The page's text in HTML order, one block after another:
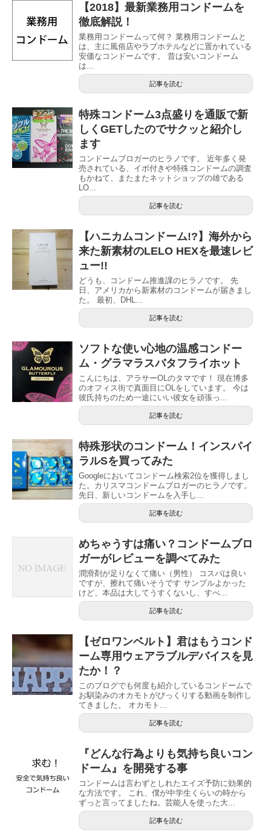
【2018】最新業務用コンドームを
徹底解説！
業務用コンドームって何？ 業務用コンドームと
は、主に風俗店やラブホテルなどに置かれている
安価なコンドームです。 昔は安いコンドーム
は...
記事を読む
特殊コンドーム3点盛りを通販で新
しくGETしたのでサクッと紹介し
ます
コンドームブロガーのヒラノです。 近年多く発
売されている、イボ付きや特殊コンドームの調査
もかねて、またまたネットショップの雄である
LO...
記事を読む
【ハニカムコンドーム!?】海外から
来た新素材のLELO HEXを最速レビ
ュー!!
どうも、コンドーム推進課のヒラノです。 先
日、アメリカから新素材のコンドームが届きまし
た。 最初、DHL...
記事を読む
ソフトな使い心地の温感コンドー
ム・グラマラスバタフライホット
こんにちは、アラサーOLのタマです！ 現在博多
のオフィス街で真面目にOLをしています。 今は
彼氏持ちのため一途にいい彼女を頑張っ...
記事を読む
特殊形状のコンドーム！インスパイ
ラルSを買ってみた
Googleにおいてコンドーム検索2位を獲得しまし
た。カリスマコンドームブロガーのヒラノです。
先日、新しいコンドームを入手し...
記事を読む
めちゃうすは痛い？コンドームブロ
ガーがレビューを調べてみた
潤滑剤が足りなくて痛い（男性） コスパは良い
ですが、擦れて痛いそうです サンプルよかった
けど、本品は大してうすくないし、すべ...
記事を読む
【ゼロワンベルト】君はもうコンド
ーム専用ウェアラブルデバイスを見
たか！？
このブログでも何度も紹介しているコンドームで
お馴染みのオカモトがびっくりする動画を制作し
てきました。 オカモト...
記事を読む
『どんな行為よりも気持ち良いコン
ドーム』を開発する事
コンドームは言わずとしれたエイズ予防に効果的
な方法です。 これ、僕が中学生くらいの時から
ずっと言ってましたね。芸能人を使った大...
記事を読む